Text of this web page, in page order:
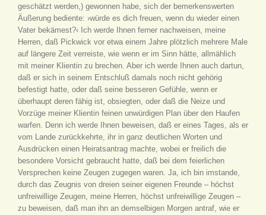
geschätzt werden,) gewonnen habe, sich der bemerkenswerten
Äußerung bediente: ›würde es dich freuen, wenn du wieder einen
Vater bekämest?‹ Ich werde Ihnen ferner nachweisen, meine
Herren, daß Pickwick vor etwa einem Jahre plötzlich mehrere Male
auf längere Zeit verreiste, wie wenn er im Sinn hätte, allmählich
mit meiner Klientin zu brechen. Aber ich werde Ihnen auch dartun,
daß er sich in seinem Entschluß damals noch nicht gehörig
befestigt hatte, oder daß seine besseren Gefühle, wenn er
überhaupt deren fähig ist, obsiegten, oder daß die Neize und
Vorzüge meiner Klientin feinen unwürdigen Plan über den Haufen
warfen. Denn ich werde Ihnen beweisen, daß er eines Tages, als er
vom Lande zurückkehrte, ihr in ganz deutlichen Worten und
Ausdrücken einen Heiratsantrag machte, wobei er freilich die
besondere Vorsicht gebraucht hatte, daß bei dem feierlichen
Versprechen keine Zeugen zugegen waren. Ja, ich bin imstande,
durch das Zeugnis von dreien seiner eigenen Freunde – höchst
unfreiwillige Zeugen, meine Herren, höchst unfreiwillige Zeugen –
zu beweisen, daß man ihn an demselbigen Morgen antraf, wie er